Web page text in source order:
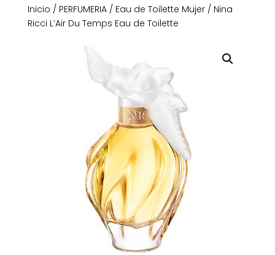
Inicio / PERFUMERIA/ Eau de Toilette Mujer/ Nina
Ricci L’Air Du Temps Eau de Toilette